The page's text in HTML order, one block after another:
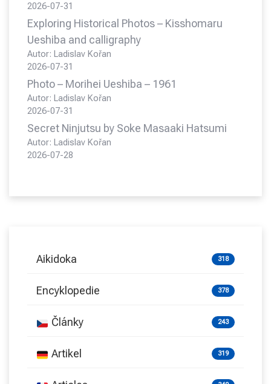
2026-07-31
Exploring Historical Photos – Kisshomaru
Ueshiba and calligraphy
Autor: Ladislav Kořan
2026-07-31
Photo – Morihei Ueshiba – 1961
Autor: Ladislav Kořan
2026-07-31
Secret Ninjutsu by Soke Masaaki Hatsumi
Autor: Ladislav Kořan
2026-07-28
Aikidoka 318
Encyklopedie 378
Články 243
Artikel 319